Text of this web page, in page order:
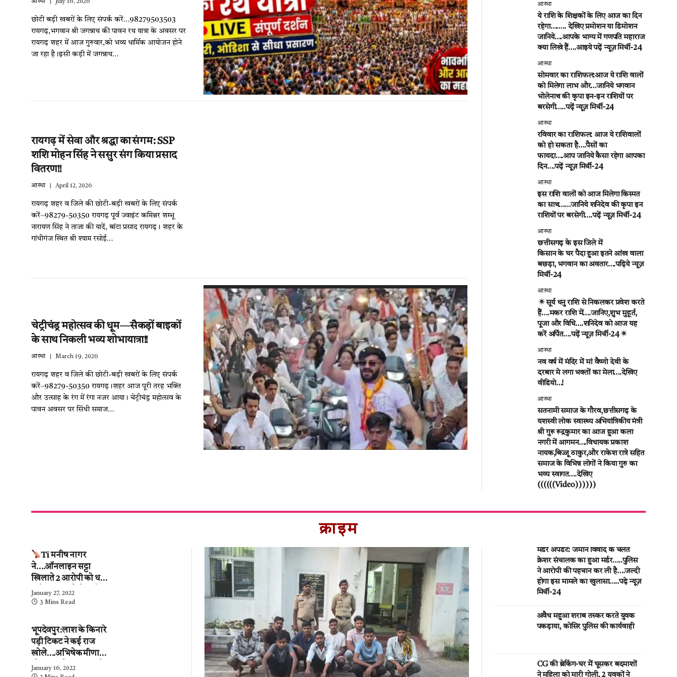
आस्था July 16, 2026
छोटी बड़ी खबरों के लिए संपर्क करें…98279503503
रायगढ़,भगवान श्री जगन्नाथ की पावन रथ यात्रा के अवसर पर
रायगढ़ शहर में आज गुरुवार,को भव्य धार्मिक आयोजन होने
जा रहा है।इसी कड़ी में जगन्नाथ…
रायगढ़ में सेवा और श्रद्धा का संगम: SSP
शशि मोहन सिंह ने ससुर संग किया प्रसाद
वितरण!!
आस्था April 12, 2026
रायगढ़ शहर व जिले की छोटी-बड़ी खबरों के लिए संपर्क
करें~98279-50350 रायगढ़ पूर्व ज्वाइंट कमिश्नर शम्भू
नारायण सिंह ने ताजा की यादें, बांटा प्रसाद रायगढ़। शहर के
गांधीगंज स्थित श्री श्याम रसोई…
चेट्रीचंड्र महोत्सव की धूम—सैकड़ों बाइकों
के साथ निकली भव्य शोभायात्रा!!
आस्था March 19, 2026
रायगढ़ शहर व जिले की छोटी-बड़ी खबरों के लिए संपर्क
करें~98279-50350 रायगढ़।शहर आज पूरी तरह भक्ति
और उत्साह के रंग में रंगा नजर आया। चेट्रीचंड्र महोत्सव के
पावन अवसर पर सिंधी समाज…
आस्था
ये राशि के शिक्षकों के लिए आज का दिन
रहेगा….…. देखिए प्रमोशन या डिमोशन
जानिये….आपके भाग्य में गणपति महाराज
क्या लिखे हैं….आइये पढ़ें न्यूज़ मिर्ची-24
आस्था
सोमवार का राशिफल:आज ये राशि वालों
को मिलेगा लाभ और…जानिये भगवान
भोलेनाथ की कृपा इन-इन राशियों पर
बरसेगी…..पढ़ें न्यूज़ मिर्ची-24
आस्था
रविवार का राशिफल: आज ये राशिवालों
को हो सकता है….पैसों का
फायदा….आप जानिये कैसा रहेगा आपका
दिन….पढ़ें न्यूज़ मिर्ची-24
आस्था
इस राशि वालों को आज मिलेगा किस्मत
का साथ……जानिये शनिदेव की कृपा इन
राशियों पर बरसेगी….पढ़ें न्यूज़ मिर्ची-24
आस्था
छत्तीसगढ़ के इस जिले में
किसान के घर पैदा हुआ इतने आंख वाला
बछड़ा, भगवान का अवतार….पढ़िये न्यूज़
मिर्ची-24
आस्था
सूर्य धनु राशि से निकलकर प्रवेश करते
हैं….मकर राशि में….जानिए,शुभ मुहूर्त,
पूजा और विधि….शनिदेव को आज यह
करें अर्पित….पढ़ें न्यूज़ मिर्ची-24
आस्था
नव वर्ष में मंदिर में मां वैष्णो देवी के
दरबार मे लगा भक्तों का मेला….देखिए
वीडियो…!
आस्था
सतनामी समाज के गौरव,छत्तीसगढ़ के
यशस्वी लोक स्वास्थ्य अभियांत्रिकीय मंत्री
श्री गुरू रूद्रकुमार का आज हुआ कला
नगरी में आगमन….विधायक प्रकाश
नायक,बिज्जू ठाकुर,और राकेश रात्रे सहित
समाज के विभिन्न लोगों ने किया गुरु का
भव्य स्वागत….देखिए
((((((Video))))))
क्राइम
Ti मनीष नागर
ने….ऑनलाइन सट्टा
खिलाते 2 आरोपी को धर
दबोचा….कब्जे से ढाई
लाख के हिसाब-किताब
January 27, 2022
3 Mins Read
भूपदेवपुर:लाश के किनारे
पड़ी टिकट ने कई राज
खोले….अभिषेक मीणा
की पुलिस ने…महिला की
January 16, 2022
मर्डर अपडेट: जमीन विवाद के चलते
क्रेशर संचालक का हुआ मर्डर…..पुलिस
ने आरोपी की पहचान कर ली है….जल्दी
होगा इस मामले का खुलासा…..पढ़े न्यूज़
मिर्ची-24
अवैध महुआ शराब तस्कर करते युवक
पकड़ाया, कोसिर पुलिस की कार्यवाही
CG की ब्रेकिंग-घर मेें घूसकर बदमाशों
ने महिला को मारी गोली, 2 युवकों ने